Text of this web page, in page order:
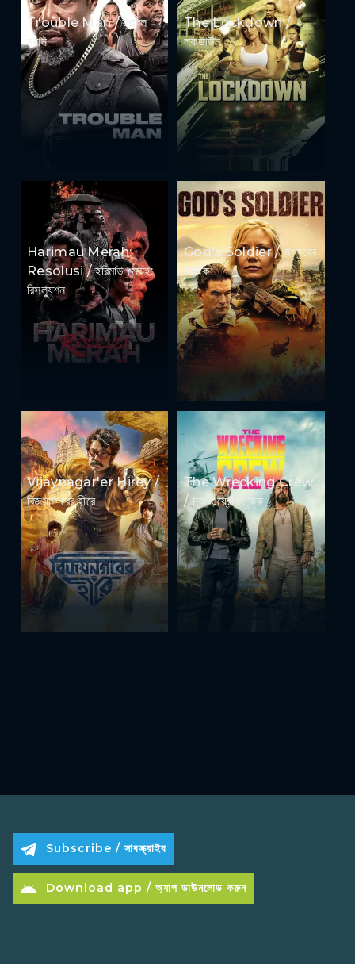
Trouble Man / ট্রাবল
ম্যান
The Lockdown /
লকডাউন
Harimau Merah:
Resolusi / হরিমাউ মেরাহ:
রিসল্যুশন
God's Soldier / ঈশ্বরের
সৈনিক
Vijaynagar'er Hirey /
বিজয়নগরের হীরে
The Wrecking Crew
/ দ্যা ওয়্রেকিং ক্রু
Subscribe / সাবস্ক্রাইব
Download app / অ্যাপ ডাউনলোড করুন